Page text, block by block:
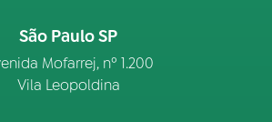
São Paulo SP
Mofarrej, nº 1.200
Vila Leopoldina